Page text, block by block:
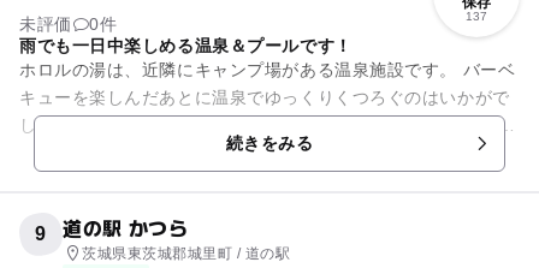
137
未評価
0件
雨でも一日中楽しめる温泉＆プールです！
ホロルの湯は、近隣にキャンプ場がある温泉施設です。 バーベ
キューを楽しんだあとに温泉でゆっくりくつろぐのはいかがで
しょうか？ 温泉は露天風呂や薬湯、ドライサウナなど数種類の
続きをみる
9 道の駅 かつら
茨城県東茨城郡城里町 / 道の駅